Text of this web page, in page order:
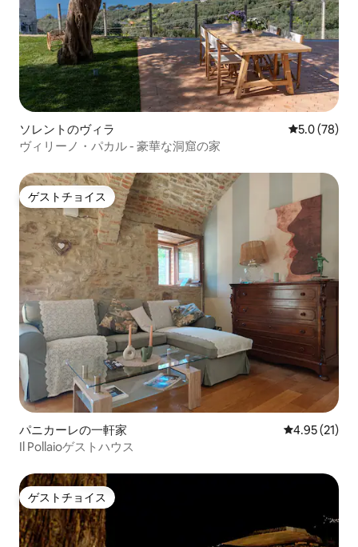
ソレントのヴィラ レビュー78
5.0 (78)
ヴィリーノ・パカル - 豪華な洞窟の家
ゲストチョイス
ゲストチョイス
パニカーレの一軒家 レビュー21
4.95 (21)
Il Pollaioゲストハウス
ゲストチョイス
ゲストチョイス